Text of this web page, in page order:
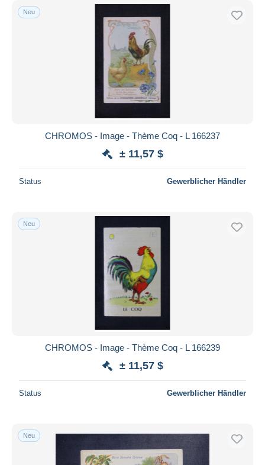
Neu
CHROMOS - Image - Thème Coq - L 166237
± 11,57 $
Status Gewerblicher Händler
Neu
CHROMOS - Image - Thème Coq - L 166239
± 11,57 $
Status Gewerblicher Händler
Neu